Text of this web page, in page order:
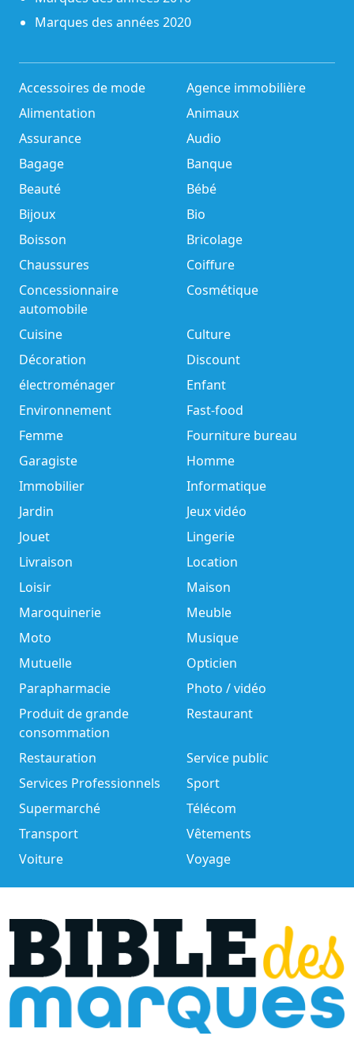
Marques des années 2020
Accessoires de mode
Agence immobilière
Alimentation
Animaux
Assurance
Audio
Bagage
Banque
Beauté
Bébé
Bijoux
Bio
Boisson
Bricolage
Chaussures
Coiffure
Concessionnaire
automobile
Cosmétique
Cuisine
Culture
Décoration
Discount
électroménager
Enfant
Environnement
Fast-food
Femme
Fourniture bureau
Garagiste
Homme
Immobilier
Informatique
Jardin
Jeux vidéo
Jouet
Lingerie
Livraison
Location
Loisir
Maison
Maroquinerie
Meuble
Moto
Musique
Mutuelle
Opticien
Parapharmacie
Photo / vidéo
Produit de grande
consommation
Restaurant
Restauration
Service public
Services Professionnels
Sport
Supermarché
Télécom
Transport
Vêtements
Voiture
Voyage